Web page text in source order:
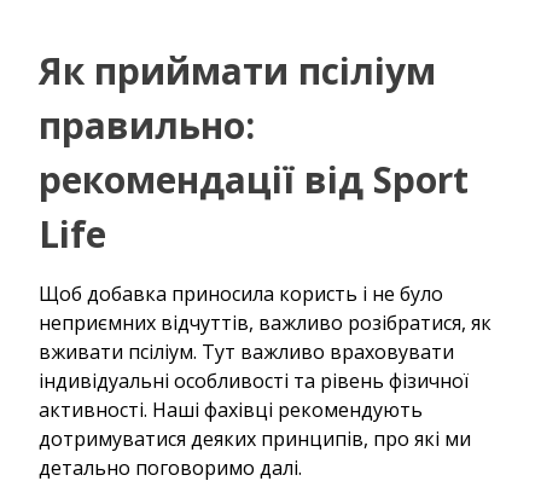
Як приймати псіліум
правильно:
рекомендації від Sport
Life
Щоб добавка приносила користь і не було
неприємних відчуттів, важливо розібратися, як
вживати псіліум. Тут важливо враховувати
індивідуальні особливості та рівень фізичної
активності. Наші фахівці рекомендують
дотримуватися деяких принципів, про які ми
детально поговоримо далі.